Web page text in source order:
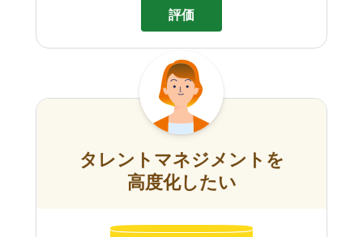
評価
タレントマネジメントを
高度化したい